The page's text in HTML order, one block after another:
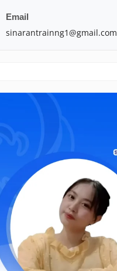
Email
sinarantrainng1@gmail.com